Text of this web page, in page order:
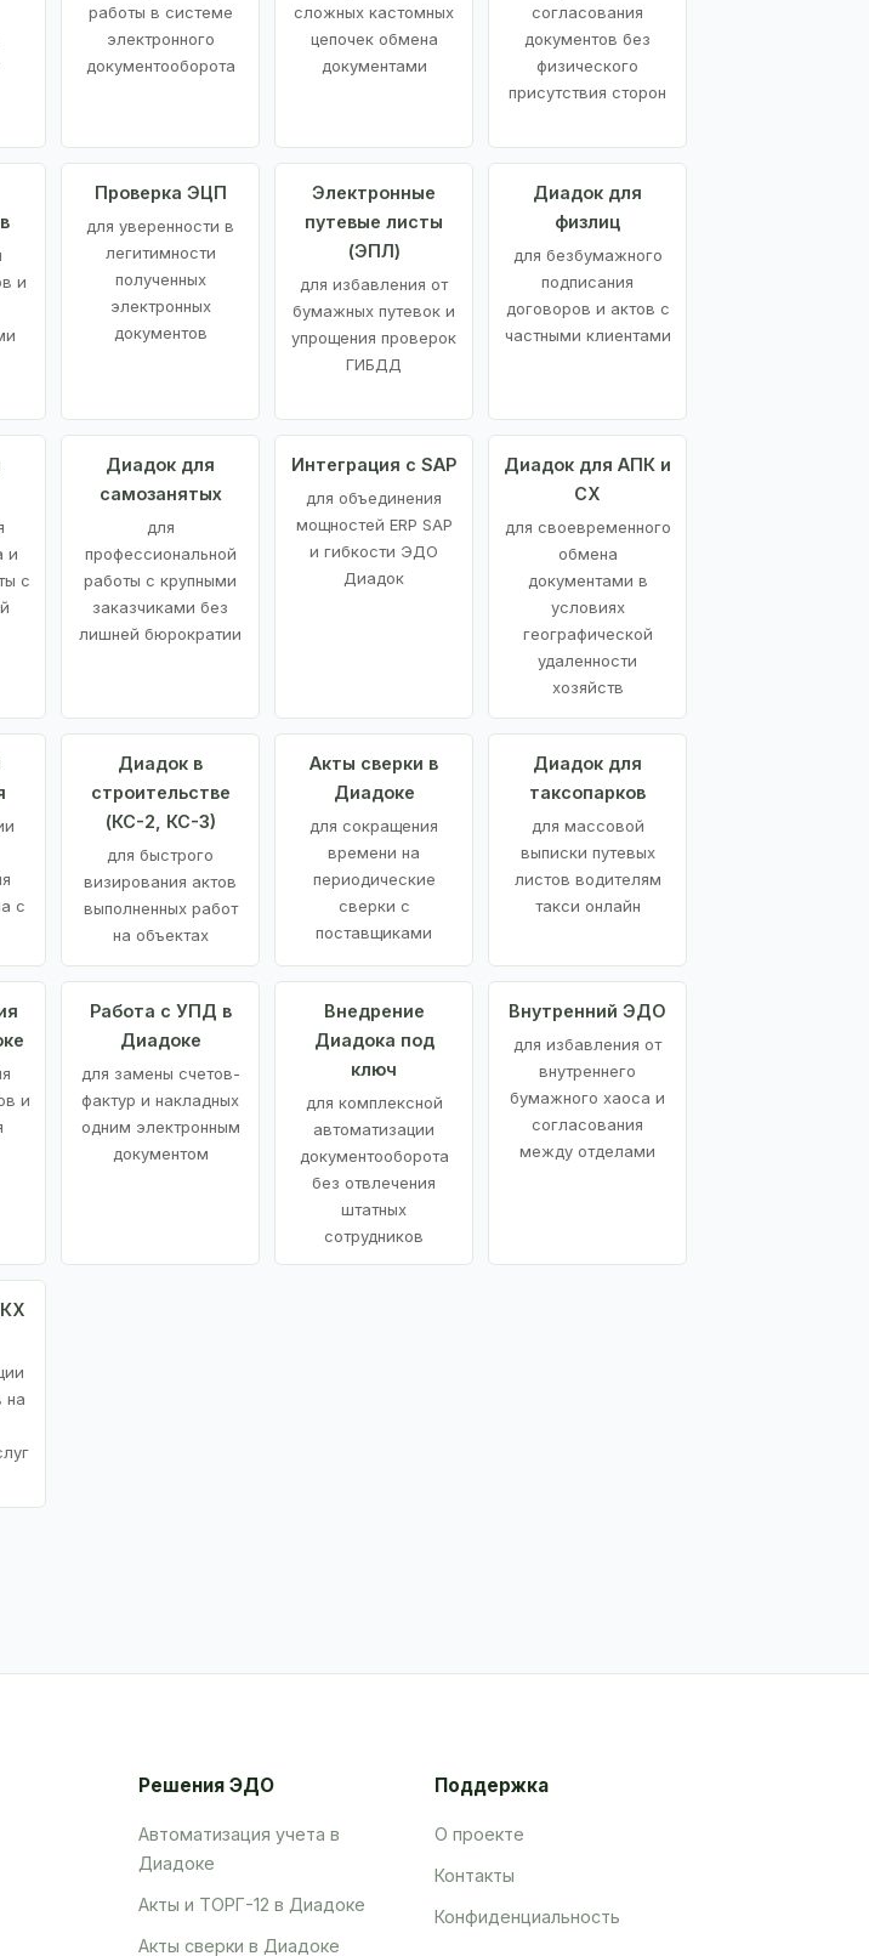
работы в системе
электронного
документооборота
сложных кастомных
цепочек обмена
документами
согласования
документов без
физического
присутствия сторон
и
Проверка ЭЦП
для уверенности в
легитимности
полученных
электронных
документов
Электронные
путевые листы
(ЭПЛ)
для избавления от
бумажных путевок и
упрощения проверок
ГИБДД
Диадок для
физлиц
для безбумажного
подписания
договоров и актов с
частными клиентами
и
с
Диадок для
самозанятых
для
профессиональной
работы с крупными
заказчиками без
лишней бюрократии
Интеграция с SAP
для объединения
мощностей ERP SAP
и гибкости ЭДО
Диадок
Диадок для АПК и
СХ
для своевременного
обмена
документами в
условиях
географической
удаленности
хозяйств
с
Диадок в
строительстве
(КС-2, КС-3)
для быстрого
визирования актов
выполненных работ
на объектах
Акты сверки в
Диадоке
для сокращения
времени на
периодические
сверки с
поставщиками
Диадок для
таксопарков
для массовой
выписки путевых
листов водителям
такси онлайн
и
Работа с УПД в
Диадоке
для замены счетов-
фактур и накладных
одним электронным
документом
Внедрение
Диадока под
ключ
для комплексной
автоматизации
документооборота
без отвлечения
штатных
сотрудников
Внутренний ЭДО
для избавления от
внутреннего
бумажного хаоса и
согласования
между отделами
на
Решения ЭДО
Автоматизация учета в
Диадоке
Акты и ТОРГ-12 в Диадоке
Акты сверки в Диадоке
Поддержка
О проекте
Контакты
Конфиденциальность